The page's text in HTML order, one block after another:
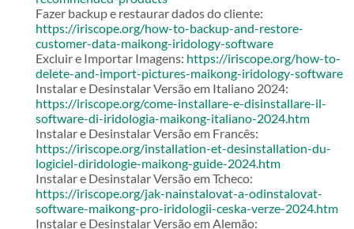
Fazer backup e restaurar dados do cliente:
https://iriscope.org/how-to-backup-and-restore-
customer-data-maikong-iridology-software
Excluir e Importar Imagens: https://iriscope.org/how-to-
delete-and-import-pictures-maikong-iridology-software
Instalar e Desinstalar Versão em Italiano 2024:
https://iriscope.org/come-installare-e-disinstallare-il-
software-di-iridologia-maikong-italiano-2024.htm
Instalar e Desinstalar Versão em Francês:
https://iriscope.org/installation-et-desinstallation-du-
logiciel-diridologie-maikong-guide-2024.htm
Instalar e Desinstalar Versão em Tcheco:
https://iriscope.org/jak-nainstalovat-a-odinstalovat-
software-maikong-pro-iridologii-ceska-verze-2024.htm
Instalar e Desinstalar Versão em Alemão: